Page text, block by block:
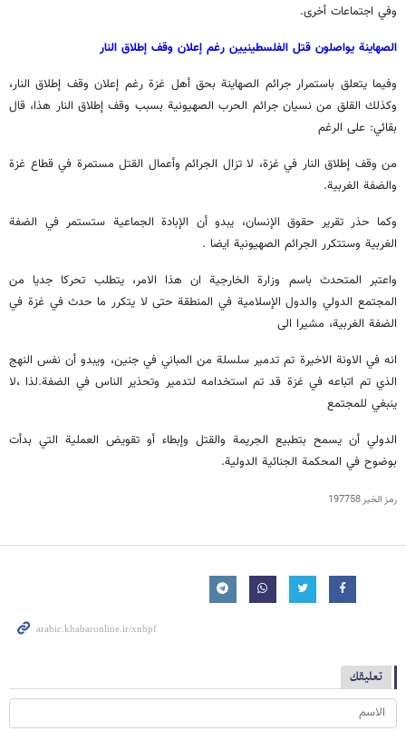
وفي اجتماعات أخرى.
الصهاينة يواصلون قتل الفلسطينيين رغم إعلان وقف إطلاق النار
وفيما يتعلق باستمرار جرائم الصهاينة بحق أهل غزة رغم إعلان وقف إطلاق النار،
وكذلك القلق من نسيان جرائم الحرب الصهيونية بسبب وقف إطلاق النار هذا، قال
بقائي: على الرغم
من وقف إطلاق النار في غزة، لا تزال الجرائم وأعمال القتل مستمرة في قطاع غزة
والضفة الغربية.
وكما حذر تقرير حقوق الإنسان، يبدو أن الإبادة الجماعية ستستمر في الضفة
الغربية وستتكرر الجرائم الصهيونية ايضا .
واعتبر المتحدث باسم وزارة الخارجية ان هذا الامر، يتطلب تحركا جديا من
المجتمع الدولي والدول الإسلامية في المنطقة حتى لا يتكرر ما حدث في غزة في
الضفة الغربية، مشيرا الى
انه في الاونة الاخيرة تم تدمير سلسلة من المباني في جنين، ويبدو أن نفس النهج
الذي تم اتباعه في غزة قد تم استخدامه لتدمير وتحذير الناس في الضفة.لذا ،لا
ينبغي للمجتمع
الدولي أن يسمح بتطبيع الجريمة والقتل وإبطاء أو تقويض العملية التي بدأت
بوضوح في المحكمة الجنائية الدولية.
رمز الخبر197758
تعليقك